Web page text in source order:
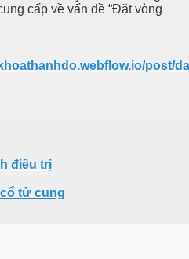
cấp về vấn đề “Đặt vòng
post/
điều trị
tử cung